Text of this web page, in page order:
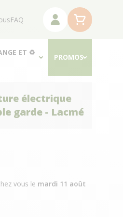
FAQ
ET ♻
PROMOS
électrique
garde - Lacmé
vous le mardi 11 août